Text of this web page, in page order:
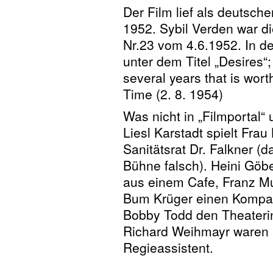
Der Film lief als
1952. Sybil Verden war
Nr.23 vom 4.6.1952. In
unter dem Titel
several years that is
Time (2. 8. 1954)
Was nicht in
Liesl Karstadt spielt
Sanitätsrat Dr. Falkner
Bühne falsch). Heini
aus einem Cafe, Franz
Bum Krüger einen
Bobby Todd den
Richard Weihmayr
Regieassistent.